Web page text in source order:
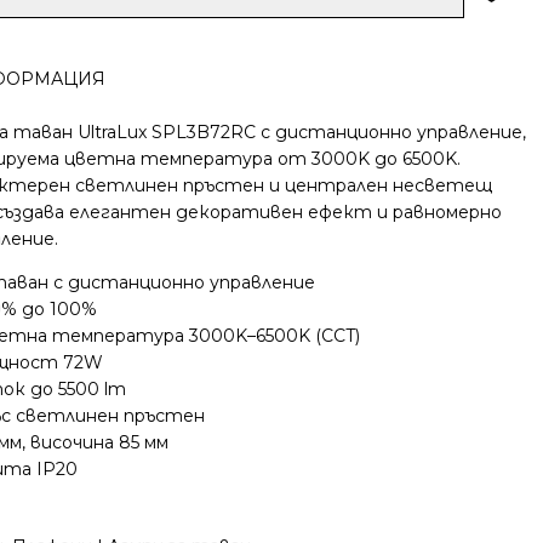
таван UltraLux SPL3B72RC с дистанционно управление,
цветна температура от 3000K до 6500K.
светлинен пръстен и централен несветещ
елегантен декоративен ефект и равномерно
с дистанционно управление
до 100%
температура 3000K–6500K (CCT)
72W
до 5500 lm
светлинен пръстен
височина 85 мм
IP20